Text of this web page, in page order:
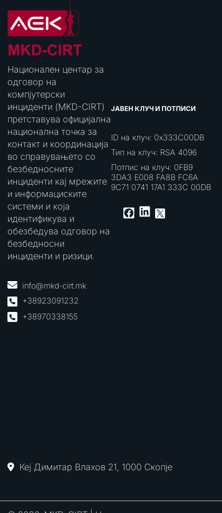
Национален центар за
одговор на
компјутерски
инциденти (MKD-CIRT)
претставува официјална
национална точка за
контакт и координација
во справувањето со
безбедносните
инциденти кај мрежите
и информациските
системи и која
идентификува и
обезбедува одговор на
безбедносни
инциденти и ризици.
info@mkd-cirt.mk
+38923091232
+38970338155
ЈАВЕН КЛУЧ И ПОТПИСИ
ID на клуч: 0x333C00DB
Тип на клуч: RSA 4096
Потпис на клуч: 0FB9
3DA3 E008 FA8B FC6A
9C71 0741 17A1 333C 00DB
Facebook
LinkedIn
X
Кеј Димитар Влахов 21, 1000 Скопје